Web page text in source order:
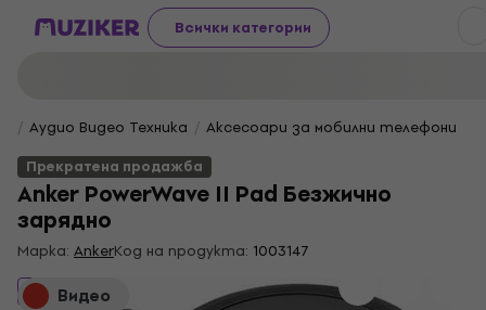
Всички категории
Аудио Видео Техника
Аксесоари за мобилни телефони
Прекратена продажба
Anker PowerWave II Pad Безжично
зарядно
Марка: AnkerКод на продукта: 1003147
Видео
Прекратена продажба